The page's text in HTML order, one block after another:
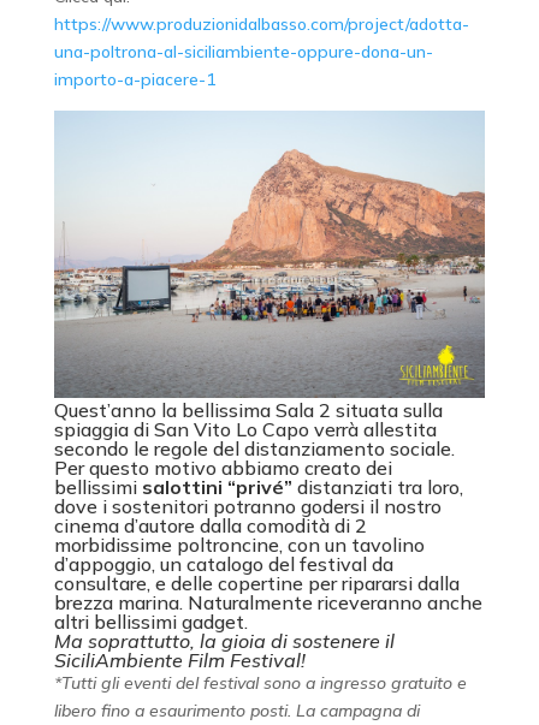
https://www.produzionidalbasso.com/project/adotta-
una-poltrona-al-siciliambiente-oppure-dona-un-
importo-a-piacere-1
Quest’anno la bellissima Sala 2 situata sulla
spiaggia di San Vito Lo Capo verrà allestita
secondo le regole del distanziamento sociale.
Per questo motivo abbiamo creato dei
bellissimi salottini “privé” distanziati tra loro,
dove i sostenitori potranno godersi il nostro
cinema d’autore dalla comodità di 2
morbidissime poltroncine, con un tavolino
d’appoggio, un catalogo del festival da
consultare, e delle copertine per ripararsi dalla
brezza marina. Naturalmente riceveranno anche
altri bellissimi gadget.
Ma soprattutto, la gioia di sostenere il
SiciliAmbiente Film Festival!
*Tutti gli eventi del festival sono a ingresso gratuito e
libero fino a esaurimento posti. La campagna di